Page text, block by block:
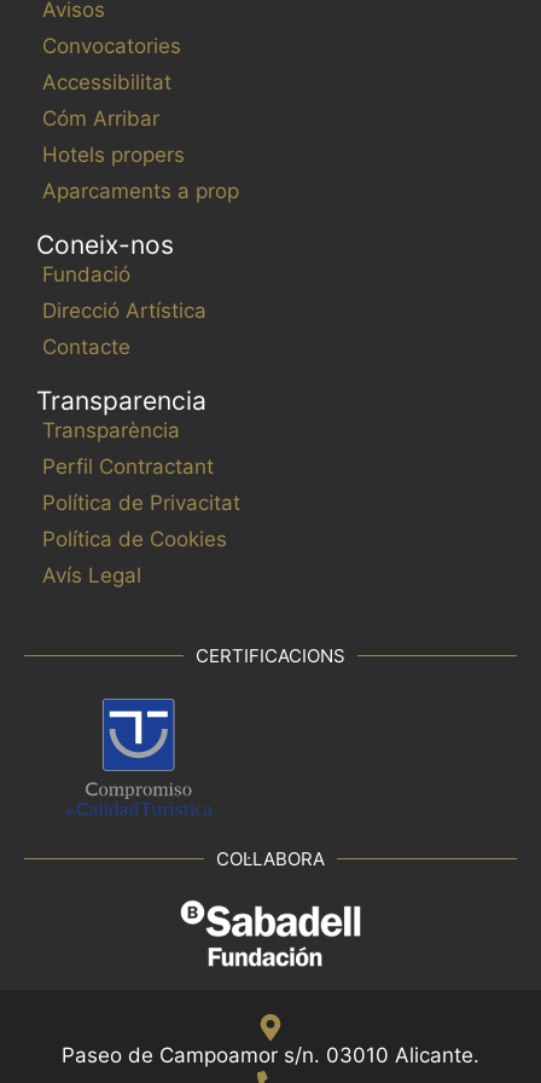
Avisos
Convocatories
Accessibilitat
Cóm Arribar
Hotels propers
Aparcaments a prop
Coneix-nos
Fundació
Direcció Artística
Contacte
Transparencia
Transparència
Perfil Contractant
Política de Privacitat
Política de Cookies
Avís Legal
CERTIFICACIONS
COL·LABORA
Paseo de Campoamor s/n. 03010 Alicante.